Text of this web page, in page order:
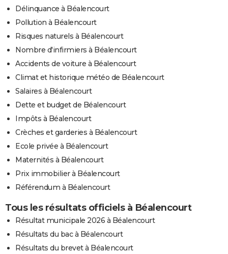
Délinquance à Béalencourt
Pollution à Béalencourt
Risques naturels à Béalencourt
Nombre d'infirmiers à Béalencourt
Accidents de voiture à Béalencourt
Climat et historique météo de Béalencourt
Salaires à Béalencourt
Dette et budget de Béalencourt
Impôts à Béalencourt
Crèches et garderies à Béalencourt
Ecole privée à Béalencourt
Maternités à Béalencourt
Prix immobilier à Béalencourt
Référendum à Béalencourt
Tous les résultats officiels à Béalencourt
Résultat municipale 2026 à Béalencourt
Résultats du bac à Béalencourt
Résultats du brevet à Béalencourt